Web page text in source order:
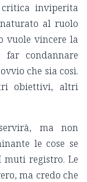
inviperita
al ruolo
vuole vincere la
condannare
che sia così.
obiettivi, altri
ma non
le cose se
muti registro. Le
ma credo che